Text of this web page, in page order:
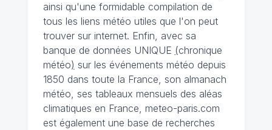
ainsi qu'une formidable compilation de
tous les liens météo utiles que l'on peut
trouver sur internet. Enfin, avec sa
banque de données UNIQUE (chronique
météo) sur les événements météo depuis
1850 dans toute la France, son almanach
météo, ses tableaux mensuels des aléas
climatiques en France, meteo-paris.com
est également une base de recherches